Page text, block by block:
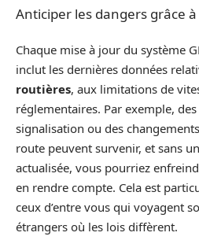
Anticiper les dangers grâce
Chaque mise à jour du système
inclut les dernières données
routières, aux limitations de
réglementaires. Par exemple,
signalisation ou des
route peuvent survenir, et sans
actualisée, vous pourriez
en rendre compte. Cela est
ceux d’entre vous qui voyagent
étrangers où les lois diffèrent.